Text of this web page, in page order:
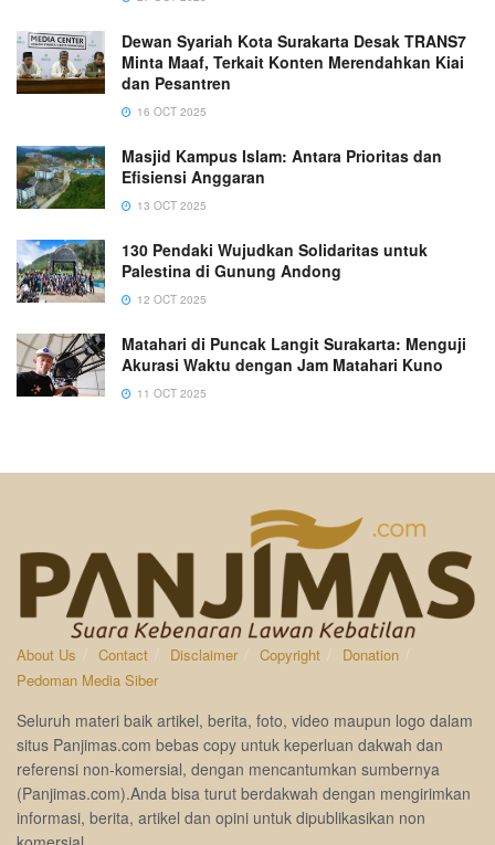
Dewan Syariah Kota Surakarta Desak TRANS7
Minta Maaf, Terkait Konten Merendahkan Kiai
dan Pesantren
16 OCT 2025
Masjid Kampus Islam: Antara Prioritas dan
Efisiensi Anggaran
13 OCT 2025
130 Pendaki Wujudkan Solidaritas untuk
Palestina di Gunung Andong
12 OCT 2025
Matahari di Puncak Langit Surakarta: Menguji
Akurasi Waktu dengan Jam Matahari Kuno
11 OCT 2025
About Us Contact Disclaimer Copyright
Donation
Pedoman Media Siber
Seluruh materi baik artikel, berita, foto, video maupun logo dalam
situs Panjimas.com bebas copy untuk keperluan dakwah dan
referensi non-komersial, dengan mencantumkan sumbernya
(Panjimas.com).Anda bisa turut berdakwah dengan mengirimkan
informasi, berita, artikel dan opini untuk dipublikasikan non